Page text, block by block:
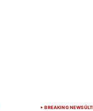
BREAKING NEWS